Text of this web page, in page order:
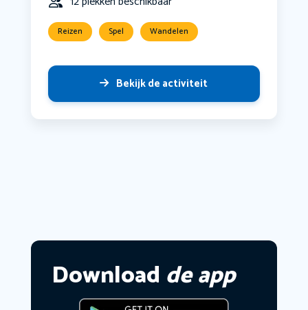
Reizen Spel Wandelen
Bekijk de activiteit
Download de app